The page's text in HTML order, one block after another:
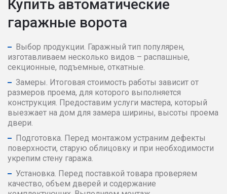
3300 114878
3400 117398 118567
3500 118567
3600 170210 172104
3800 175590 176691
3900 183013 186012
Купить автоматические
гаражные ворота
Выбор продукции. Гаражный тип популярен,
изготавливаем несколько видов – распашные,
секционные, подъемные, откатные.
Замеры. Итоговая стоимость работы зависит от
размеров проема, для которого выполняется
конструкция. Предоставим услуги мастера, который
выезжает на дом для замера ширины, высоты проема
двери.
Подготовка. Перед монтажом устраним дефекты
поверхности, старую облицовку и при необходимости
укрепим стену гаража.
Установка. Перед поставкой товара проверяем
качество, объем дверей и содержание